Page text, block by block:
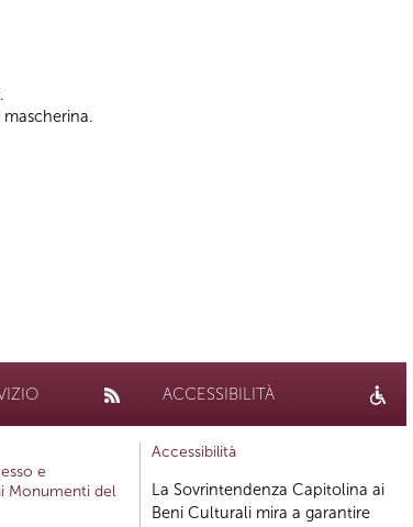
mascherina.
e
Monumenti del
ACCESSIBILITÀ
Accessibilità
La Sovrintendenza Capitolina ai
Beni Culturali mira a garantire